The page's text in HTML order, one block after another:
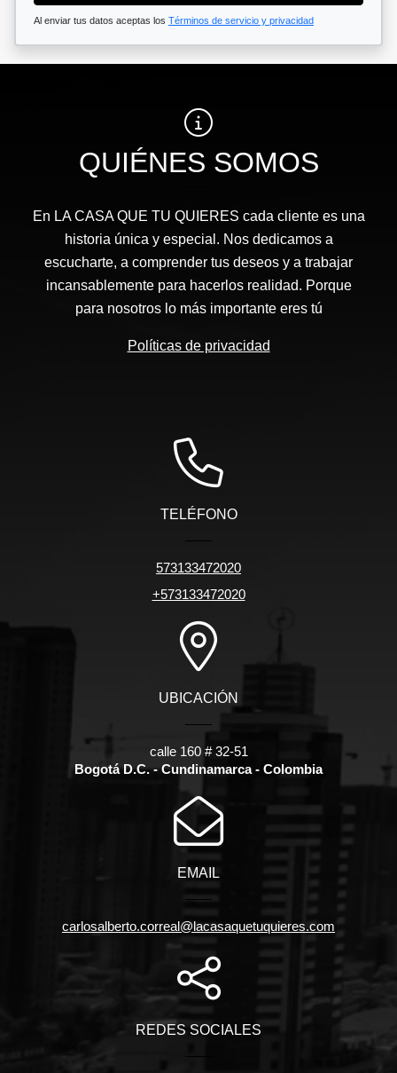
Al enviar tus datos aceptas los Términos de servicio y privacidad
QUIÉNES SOMOS
En LA CASA QUE TU QUIERES cada cliente es una
historia única y especial. Nos dedicamos a
escucharte, a comprender tus deseos y a trabajar
incansablemente para hacerlos realidad. Porque
para nosotros lo más importante eres tú
Políticas de privacidad
TELÉFONO
573133472020
+573133472020
UBICACIÓN
calle 160 # 32-51
Bogotá D.C. - Cundinamarca - Colombia
EMAIL
carlosalberto.correal@lacasaquetuquieres.com
REDES SOCIALES